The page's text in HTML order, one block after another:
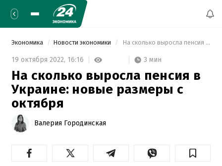
Экономика Новости экономики На сколько выросла пенсия в Украине: новые размеры с октября
19 октября 2022, 16:16 3 мин
На сколько выросла пенсия в
Украине: новые размеры с
октября
Валерия Городинская